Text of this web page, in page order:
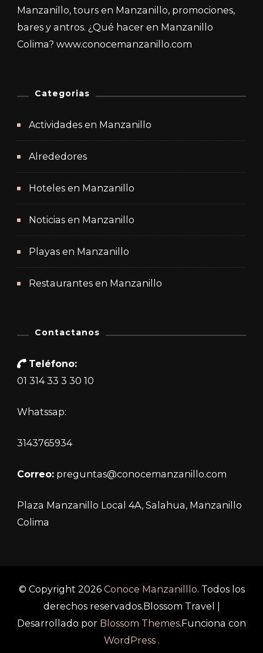
Manzanillo, tours en Manzanillo, promociones,
bares y antros. ¿Qué hacer en Manzanillo
Colima? www.conocemanzanillo.com
Categorias
Actividades en Manzanillo
Alrededores
Hoteles en Manzanillo
Noticias en Manzanillo
Playas en Manzanillo
Restaurantes en Manzanillo
Contactanos
Teléfono:
01 314 33 3 30 10
Whatssap:
3143765934
Correo: preguntas@conocemanzanillo.com
Plaza Manzanillo Local 4A, Salahua, Manzanillo
Colima
© Copyright 2026 Conoce Manzanilllo. Todos los
derechos reservados.Blossom Travel |
Desarrollado por Blossom Themes.Funciona con
WordPress.